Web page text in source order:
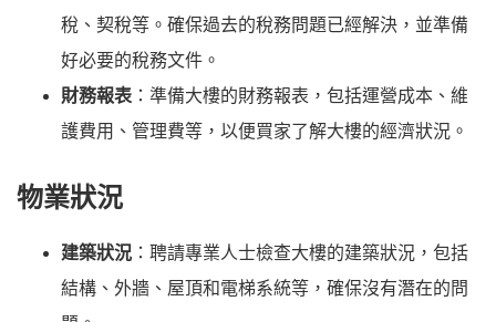
稅、契稅等。確保過去的稅務問題已經解決，並準備
好必要的稅務文件。
財務報表 ：準備大樓的財務報表，包括運營成本、維
護費用、管理費等，以便買家了解大樓的經濟狀況。
物業狀況
建築狀況 ：聘請專業人士檢查大樓的建築狀況，包括
結構、外牆、屋頂和電梯系統等，確保沒有潛在的問